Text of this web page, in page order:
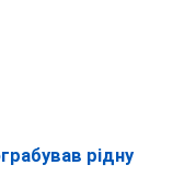
рідну